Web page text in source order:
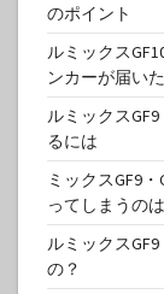
のポイント
ルミックス
ンカーが届いた
ルミックス
るには
ミックスGF9
ってしまうの
ルミックス
の？